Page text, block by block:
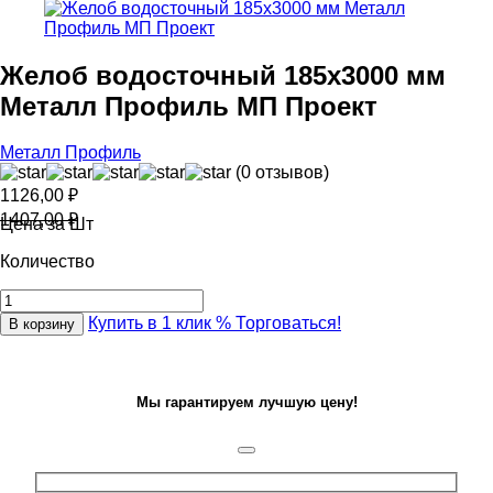
Желоб водосточный 185х3000 мм
Металл Профиль МП Проект
Металл Профиль
(0 отзывов)
1126,00 ₽
1407,00₽
Цена за Шт
Количество
В корзину Купить в 1 клик % Торговаться!
Мы гарантируем лучшую цену!